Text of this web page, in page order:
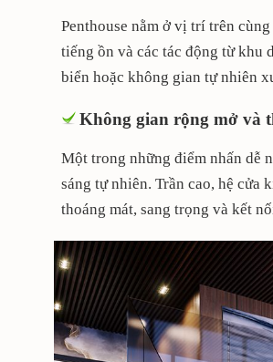
Penthouse nằm ở vị trí trên
tiếng ồn và các tác động từ khu
biển hoặc không gian tự nhiên
Không gian rộng mở và
Một trong những điểm nhấn dễ
sáng tự nhiên. Trần cao, hệ cửa
thoáng mát, sang trọng và kết